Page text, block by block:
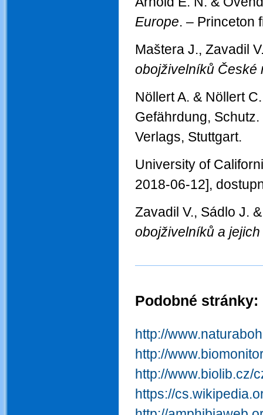
Europe. – Princeton
Maštera J., Zavadil
obojživelníků České
Nöllert A. & Nöllert
Gefährdung,
Verlags, Stuttgart.
University of
2018-06-12],
Zavadil V., Sádlo J.
obojživelníků a
Podobné stránky:
http://
http://
http://www.biolib.cz/
https://